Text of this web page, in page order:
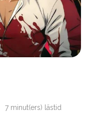
7 minut(ers) lästid